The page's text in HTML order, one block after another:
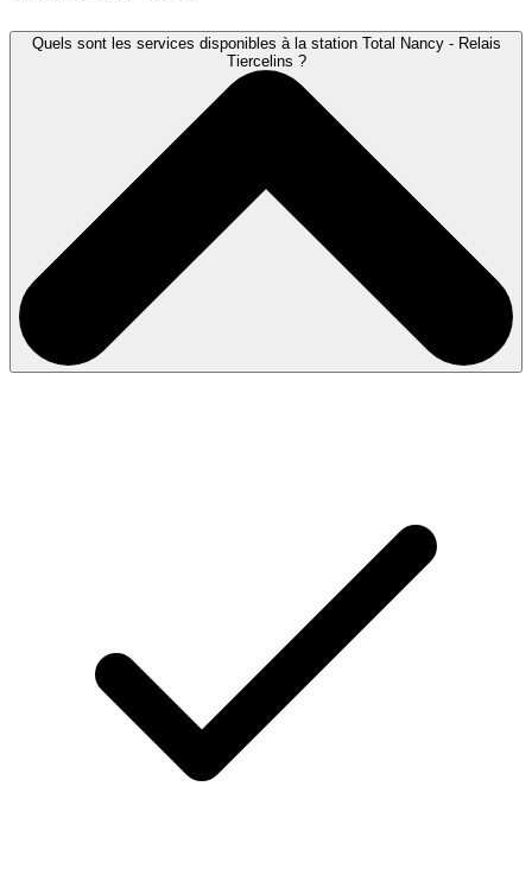
Quels sont les services disponibles à la station Total Nancy - Relais
Tiercelins ?